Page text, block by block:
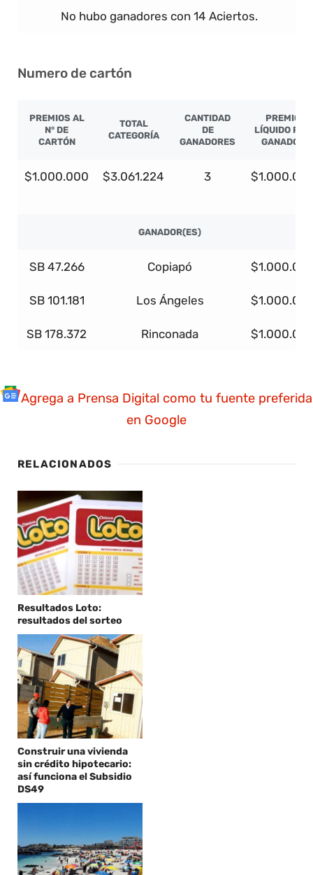
No hubo ganadores con 14 Aciertos.
Numero de cartón
PREMIOS AL
N° DE
CARTÓN
TOTAL
CATEGORÍA
CANTIDAD
DE
GANADORES
PREMIO
LÍQUIDO POR
GANADOR
$1.000.000 $3.061.224 3
GANADOR(ES)
SB 47.266 Copiapó
SB 101.181 Los Ángeles
SB 178.372 Rinconada
Agrega a Prensa Digital como tu fuente preferida
en Google
RELACIONADOS
Resultados Loto:
resultados del sorteo
Construir una vivienda
sin crédito hipotecario:
así funciona el Subsidio
DS49